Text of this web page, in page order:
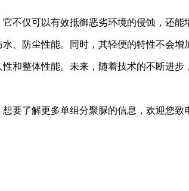
仅可以有效抵御恶劣环境的侵蚀，还能
防尘性能。同时，其轻便的特性不会增
和整体性能。未来，随着技术的不断进步
要了解更多单组分聚脲的信息，欢迎您致